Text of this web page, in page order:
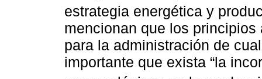
estrategia energética y
mencionan que los
para la administración de
importante que exista “la